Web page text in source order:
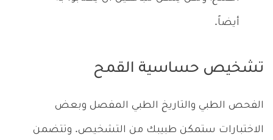
أيضاً.
تشخيص حساسية القمح
الفحص الطبي والتاريخ الطبي المفصل وبعض
الاختبارات ستمكن طبيبك من التشخيص. وتتضمن